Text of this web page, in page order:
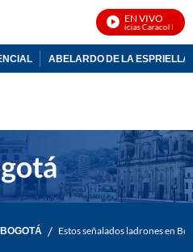
EN VIVO
Noticias Caracol En Vivo
ABELARDO DE LA ESPRIELLA
BOGOTÁ / Estos señalados ladrones en